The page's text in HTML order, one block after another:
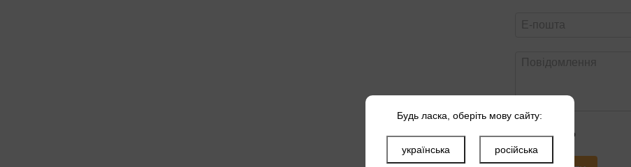
Оцініть товар
Будь ласка, оберіть мову сайту:
українська російська